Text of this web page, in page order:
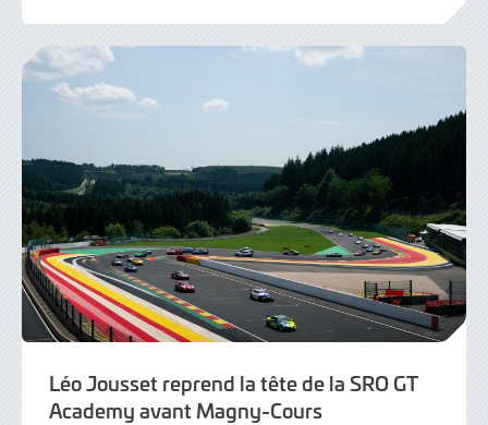
Juillet
Léo Jousset reprend la tête de la SRO GT
Academy avant Magny-Cours